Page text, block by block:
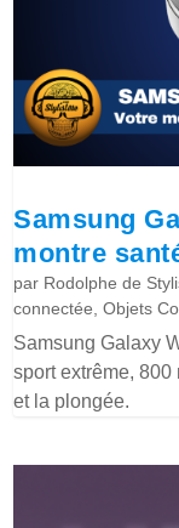
Samsung
montre
par Rodolphe de
connectée ,Objets
Samsung Galaxy
sport extrême, 800
et la plongée.